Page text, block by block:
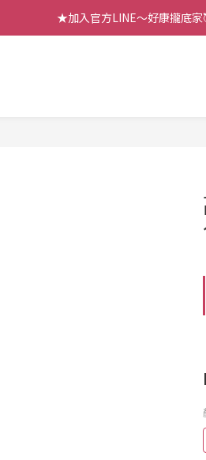
【七月新品】上架了!! 限時折扣
★加入官方LINE～好康攏底